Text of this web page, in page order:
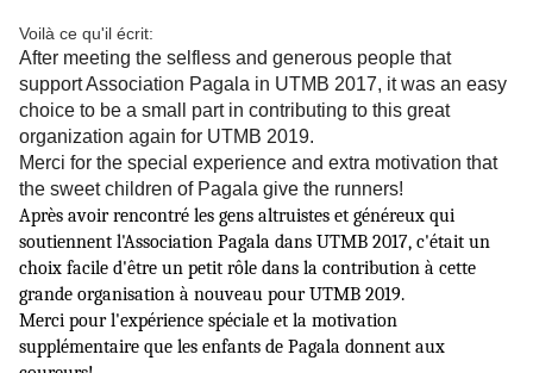
Voilà ce qu'il écrit:
After meeting the selfless and generous people that
support Association Pagala in UTMB 2017, it was an easy
choice to be a small part in contributing to this great
organization again for UTMB 2019.
Merci for the special experience and extra motivation that
the sweet children of Pagala give the runners!
Après avoir rencontré les gens altruistes et généreux qui
soutiennent l'Association Pagala dans UTMB 2017, c'était un
choix facile d'être un petit rôle dans la contribution à cette
grande organisation à nouveau pour UTMB 2019.
Merci pour l'expérience spéciale et la motivation
supplémentaire que les enfants de Pagala donnent aux